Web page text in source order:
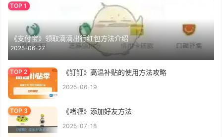
《支付宝》领取滴滴出行红包方法介绍
2025-06-27
《钉钉》高温补贴的使用方法攻略
2025-06-19
《啫喱》添加好友方法
2025-07-18